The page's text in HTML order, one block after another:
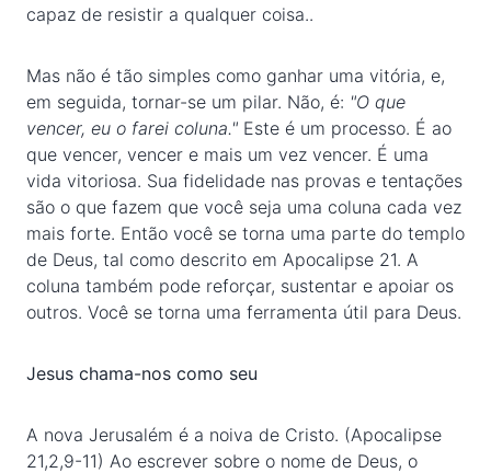
capaz de resistir a qualquer coisa..
Mas não é tão simples como ganhar uma vitória, e,
em seguida, tornar-se um pilar. Não, é: "O que
vencer, eu o farei coluna." Este é um processo. É ao
que vencer, vencer e mais um vez vencer. É uma
vida vitoriosa. Sua fidelidade nas provas e tentações
são o que fazem que você seja uma coluna cada vez
mais forte. Então você se torna uma parte do templo
de Deus, tal como descrito em Apocalipse 21. A
coluna também pode reforçar, sustentar e apoiar os
outros. Você se torna uma ferramenta útil para Deus.
Jesus chama-nos como seu
A nova Jerusalém é a noiva de Cristo. (Apocalipse
21,2,9-11) Ao escrever sobre o nome de Deus, o